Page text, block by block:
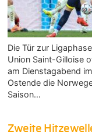
Die Tür zur
Union Saint-Gilloise
am Dienstagabend
Ostende die
Saison…
Zweite